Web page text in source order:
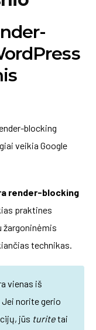
blocking
veikia Google
render-blocking
praktines
žargoninėmis
technikas.
vienas iš
Jei norite gerio
jūs turitetai